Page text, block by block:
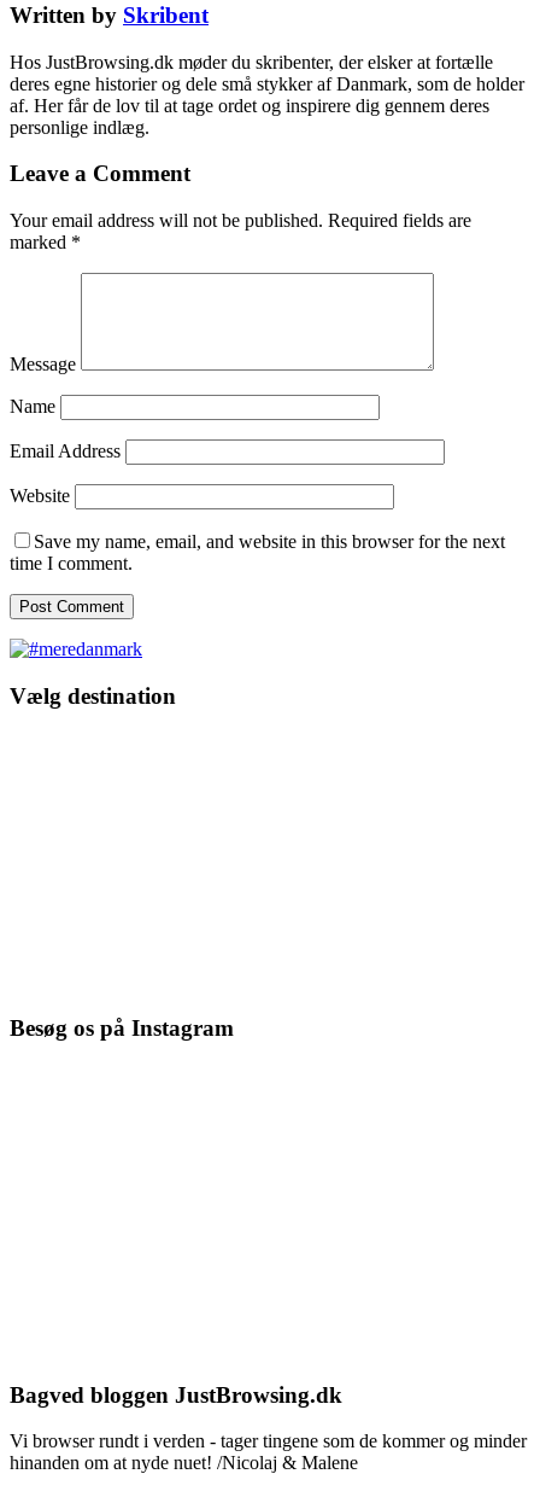
Written by Skribent
Hos JustBrowsing.dk møder du skribenter, der elsker at fortælle
deres egne historier og dele små stykker af Danmark, som de holder
af. Her får de lov til at tage ordet og inspirere dig gennem deres
personlige indlæg.
Leave a Comment
Your email address will not be published. Required fields are
marked *
Message
Name
Email Address
Website
Save my name, email, and website in this browser for the next
time I comment.
Vælg destination
Besøg os på Instagram
Bagved bloggen JustBrowsing.dk
Vi browser rundt i verden - tager tingene som de kommer og minder
hinanden om at nyde nuet! /Nicolaj & Malene